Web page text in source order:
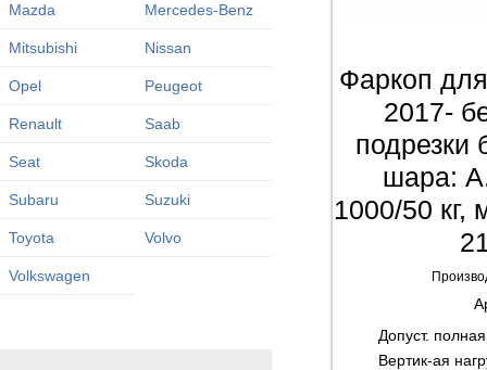
Mazda Mercedes-Benz
Mitsubishi Nissan
Opel Peugeot
Renault Saab
Seat Skoda
Subaru Suzuki
Toyota Volvo
Volkswagen
Фаркоп
2017-
подрезки
шара:
1000/50 кг,
Допуст.
Вертик-ая